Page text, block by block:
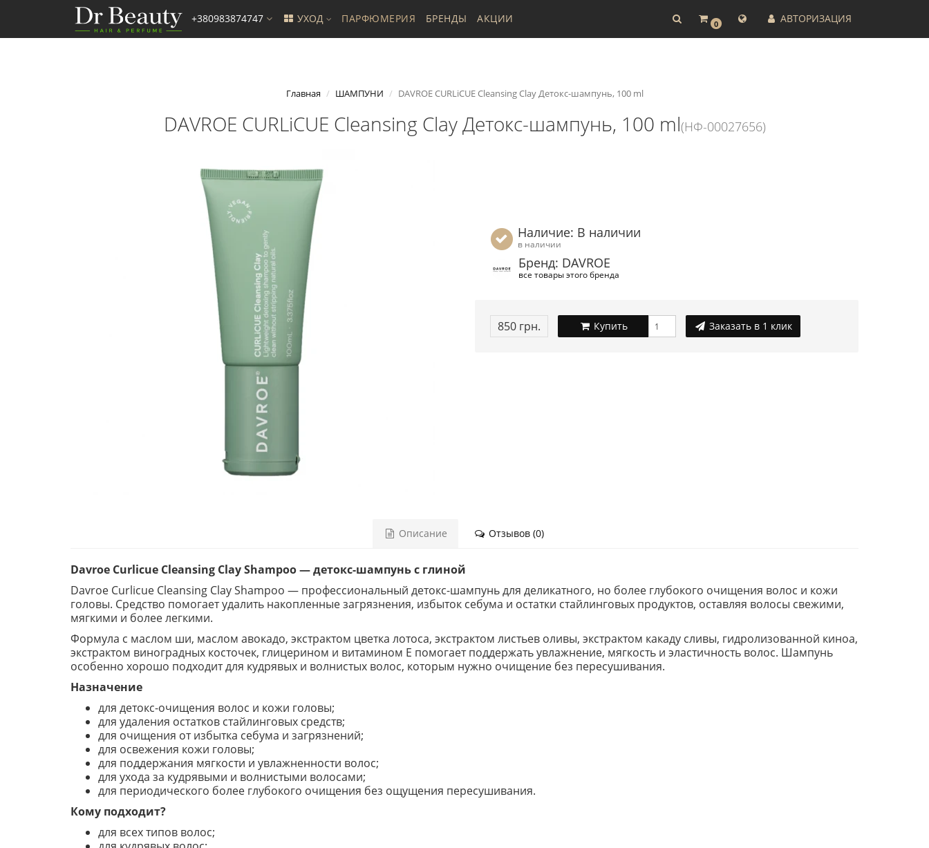
0 АВТОРИЗАЦИЯ
+380983874747 УХОД ПАРФЮМЕРИЯ БРЕНДЫ АКЦИИ
Главная ШАМПУНИ DAVROE CURLiCUE Cleansing Clay Детокс-шампунь, 100 ml
DAVROE CURLiCUE Cleansing Clay Детокс-шампунь, 100 ml(НФ-00027656)
Наличие: В наличии
в наличии
Бренд: DAVROE
все товары этого бренда
850 грн. Купить Заказать в 1 клик
Описание Отзывов (0)
Davroe Curlicue Cleansing Clay Shampoo — детокс-шампунь с глиной
Davroe Curlicue Cleansing Clay Shampoo — профессиональный детокс-шампунь для деликатного, но более глубокого очищения волос и кожи
головы. Средство помогает удалить накопленные загрязнения, избыток себума и остатки стайлинговых продуктов, оставляя волосы свежими,
мягкими и более легкими.
Формула с маслом ши, маслом авокадо, экстрактом цветка лотоса, экстрактом листьев оливы, экстрактом какаду сливы, гидролизованной киноа,
экстрактом виноградных косточек, глицерином и витамином E помогает поддержать увлажнение, мягкость и эластичность волос. Шампунь
особенно хорошо подходит для кудрявых и волнистых волос, которым нужно очищение без пересушивания.
Назначение
для детокс-очищения волос и кожи головы;
для удаления остатков стайлинговых средств;
для очищения от избытка себума и загрязнений;
для освежения кожи головы;
для поддержания мягкости и увлажненности волос;
для ухода за кудрявыми и волнистыми волосами;
для периодического более глубокого очищения без ощущения пересушивания.
Кому подходит?
для всех типов волос;